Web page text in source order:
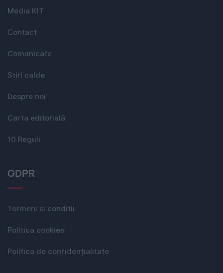
Media KIT
Contact
Comunicate
Stiri calde
Despre noi
Carta editorială
10 Reguli
GDPR
Termeni si conditii
Politica cookies
Politica de confidențialitate